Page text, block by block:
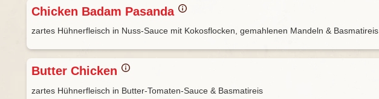
Chicken Badam Pasanda
zartes Hühnerfleisch in Nuss-Sauce mit Kokosflocken, gemahlenen Mandeln & Basmatireis
Butter Chicken
zartes Hühnerfleisch in Butter-Tomaten-Sauce & Basmatireis